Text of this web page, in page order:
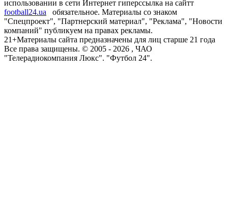
использовании в сети Интернет гиперссылка на сайтт
football24.ua
обязательное. Материалы со знаком
"Спецпроект", "Партнерский материал", "Реклама", "Новости
компаний" публикуем на правах рекламы.
21+Материалы сайта предназначены для лиц старше 21 года
Все права защищены. © 2005 - 2026 , ЧАО
"Телерадиокомпания Люкс". "Футбол 24".